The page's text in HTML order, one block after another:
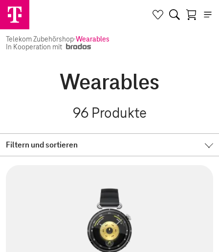
Telekom Zubehörshop·Wearables
In Kooperation mit
Wearables
96 Produkte
Filtern und sortieren